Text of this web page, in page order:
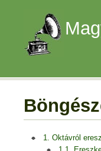
1. Oktávról